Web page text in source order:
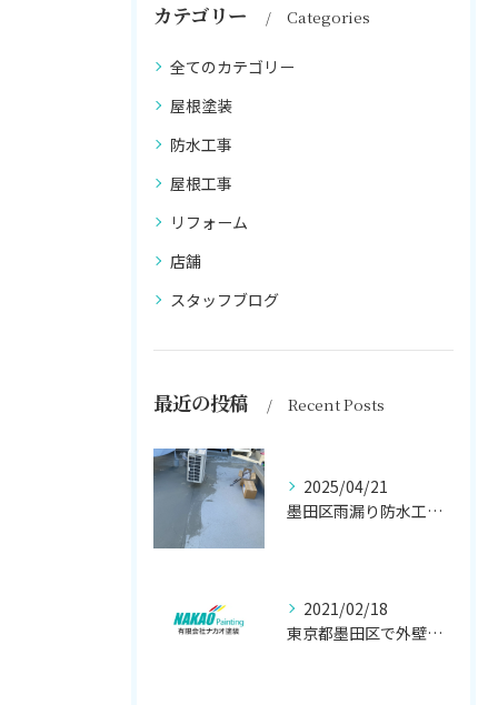
カテゴリー Categories
全てのカテゴリー
屋根塗装
防水工事
屋根工事
リフォーム
店舗
スタッフブログ
最近の投稿 Recent Posts
2025/04/21
墨田区雨漏り防水工事はナカオ塗装まで！！
2021/02/18
東京都墨田区で外壁塗り替え工事なら(有)ナカオ塗装にお任せ